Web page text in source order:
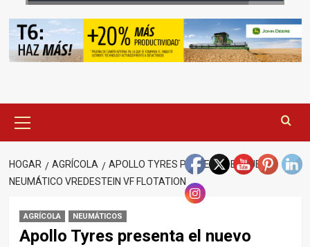
principal
HOGAR AGRÍCOLA
APOLLO TYRES PRESENTA EL NUEVO
NEUMÁTICO VREDESTEIN VF FLOTATION
AGRÍCOLA NEUMÁTICOS
Apollo Tyres presenta el nuevo